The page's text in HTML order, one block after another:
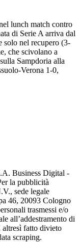
lunch match contro
di Serie A arriva dal
solo nel recupero (3-
che scivolano a
Sampdoria alla
Verona 1-0,
Business Digital -
la pubblicità
sede legale
46, 20093 Cologno
trasmessi e/o
all’addestramento di
altresì fatto divieto
scraping.